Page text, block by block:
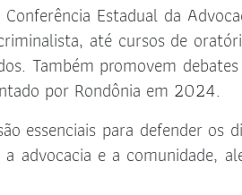
Estadual da
até cursos de
Também promovem
por Rondônia em 2024.
essenciais para defender os
advocacia e a comunidade,